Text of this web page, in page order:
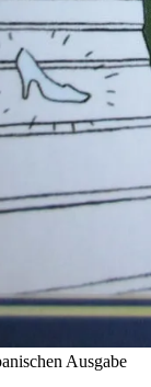
Ausgabe